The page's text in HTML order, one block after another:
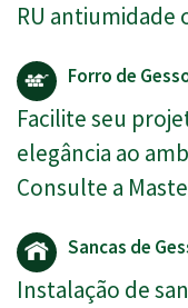
RU antiumidade
Forro de
Facilite seu
elegância ao
Consulte a
Sancas de
Instalação de